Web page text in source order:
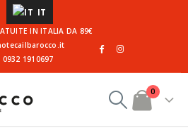
IT
IN ITALIA DA 89€
0932 1910697
0